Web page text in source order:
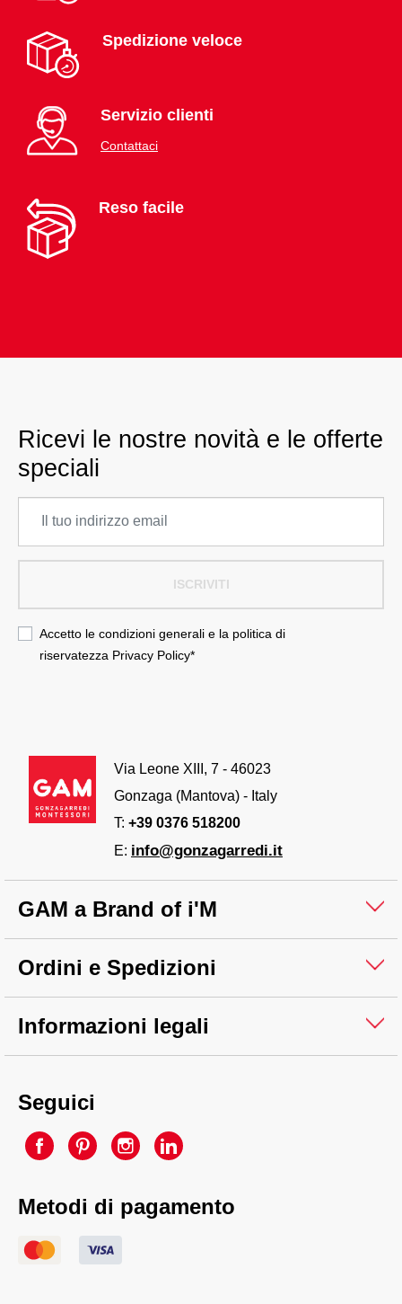
Spedizione veloce
Servizio clienti
Contattaci
Reso facile
Ricevi le nostre novità e le offerte
speciali
ISCRIVITI
Accetto le condizioni generali e la politica di
riservatezza Privacy Policy*
Via Leone XIII, 7 - 46023
Gonzaga (Mantova) - Italy
T: +39 0376 518200
E: info@gonzagarredi.it
GAM a Brand of i'M
Ordini e Spedizioni
Informazioni legali
Seguici
Metodi di pagamento